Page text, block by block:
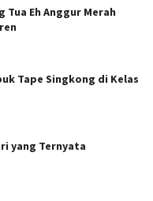
Eh Anggur Merah
Tape Singkong di Kelas
yang Ternyata